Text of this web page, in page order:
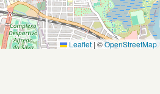
Leaflet | ©OpenStreetMap